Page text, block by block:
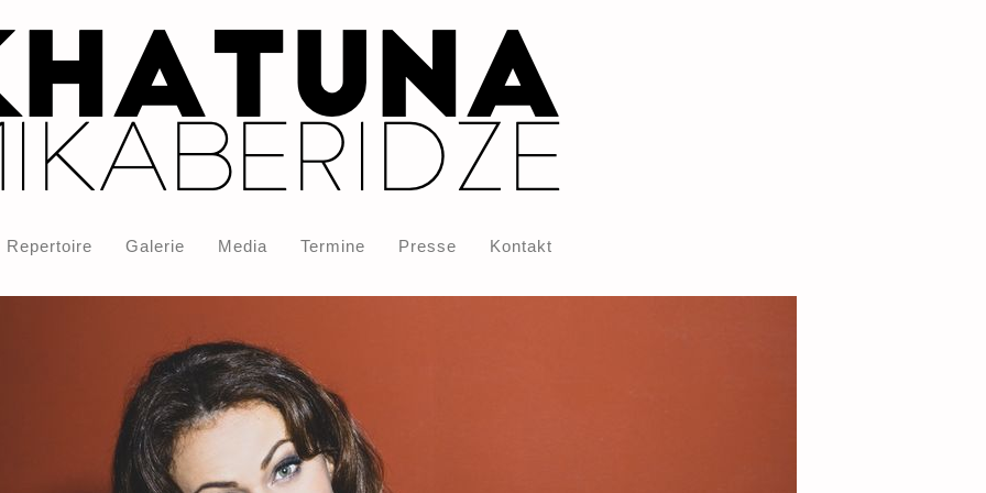
Repertoire Galerie Media Termine Presse Kontakt